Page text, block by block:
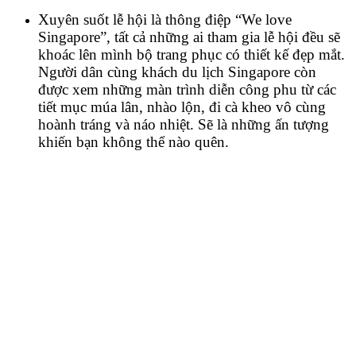
Xuyên suốt lễ hội là thông điệp “We love
Singapore”, tất cả những ai tham gia lễ hội đều sẽ
khoác lên mình bộ trang phục có thiết kế đẹp mắt.
Người dân cùng khách du lịch Singapore còn
được xem những màn trình diễn công phu từ các
tiết mục múa lân, nhào lộn, đi cà kheo vô cùng
hoành tráng và náo nhiệt. Sẽ là những ấn tượng
khiến bạn không thể nào quên.